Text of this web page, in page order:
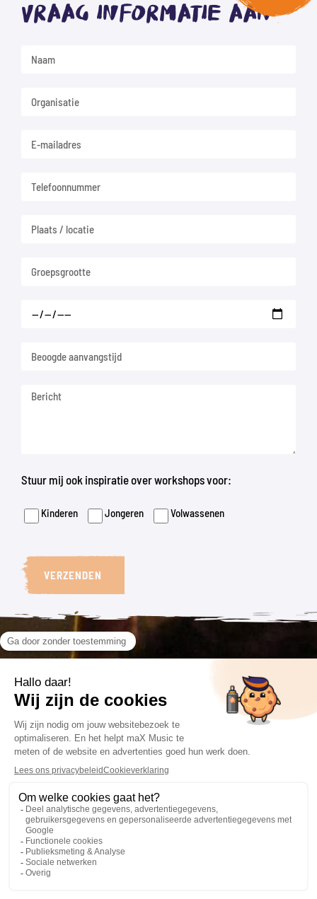
Vraag informatie aan
Stuur mij ook inspiratie over workshops voor:
Kinderen Jongeren Volwassenen
VERZENDEN
CONTACT
085 201 66 84
info@maxmusic.nl
VOLG ONS
Algemene voorwaarden